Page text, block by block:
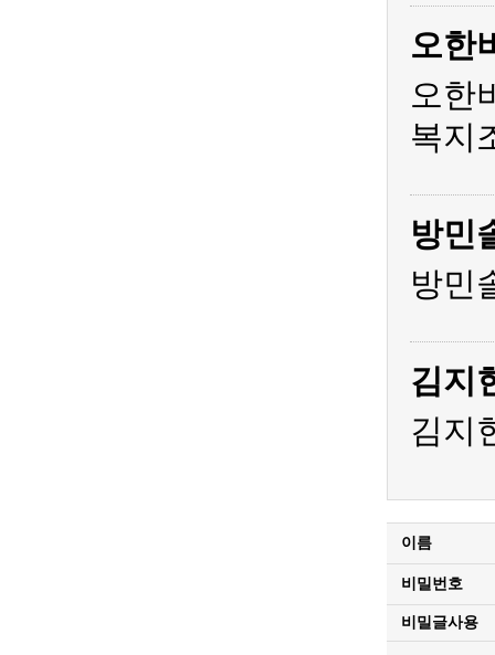
오한
오한
복지
방민
방민
김지
김지
이름
비밀번호
비밀글사용